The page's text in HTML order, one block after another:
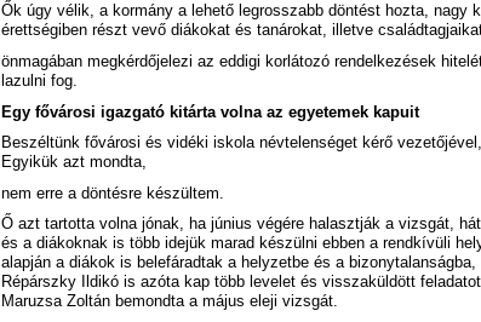
Ők úgy vélik, a kormány a lehető legrosszabb döntést hozta, nagy
érettségiben részt vevő diákokat és tanárokat, illetve
önmagában megkérdőjelezi az eddigi korlátozó rendelkezések
lazulni fog.
Egy fővárosi igazgató kitárta volna az egyetemek kapuit
Beszéltünk fővárosi és vidéki iskola névtelenséget kérő
Egyikük azt mondta,
nem erre a döntésre készültem.
Ő azt tartotta volna jónak, ha június végére halasztják a vizsgát,
és a diákoknak is több idejük marad készülni ebben a rendkívüli
alapján a diákok is belefáradtak a helyzetbe és a bizonytalanságba,
Répárszky Ildikó is azóta kap több levelet és visszaküldött
Maruzsa Zoltán bemondta a május eleji vizsgát.